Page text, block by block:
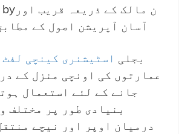
آسان آپریشن اصول کے
بجلی اسٹیشنری کینچی لفٹ
عمارتوں کی اونچی منزل کے
جانے کے لئے استعمال
بنیادی طور پر مختلف
درمیان اوپر اور نیچے